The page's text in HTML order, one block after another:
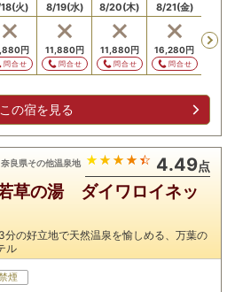
火)
円
問合せ
8/19(水)
11,880円
問合せ
8/20(木)
11,880円
問合せ
8/21(金)
16,280円
問合せ
この宿を見る
奈良県その他温泉地 4.49点
草の湯 ダイワロイネッ
の好立地で天然温泉を愉しめる、万葉の
ル
煙